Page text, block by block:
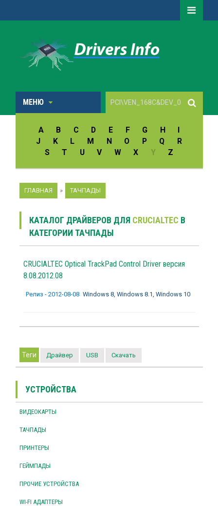
МЕНЮ
A B C D E F G H
I
J
K L M N O P Q
R
S
T U V W X Y Z
ГЛАВНАЯ » ТАЧПАДЫ
КАТАЛОГ ДРАЙВЕРОВ ДЛЯ CRUCIALTEC В
КАТЕГОРИИ ТАЧПАДЫ
CRUCIALTEC Optical TrackPad Control Driver версия
8.08.2012.08
Релиз - 2012-08-08 Windows 8, Windows 8.1, Windows 10
Теги Драйвер USB Скачать
УСТРОЙСТВА
ВИДЕОКАРТЫ
ТАЧПАДЫ
ПРИНТЕРЫ
ГЕЙМПАДЫ
ПРОЧИЕ УСТРОЙСТВА
WI-FI АДАПТЕРЫ